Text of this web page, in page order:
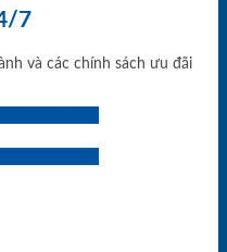
7
và các chính sách ưu đãi